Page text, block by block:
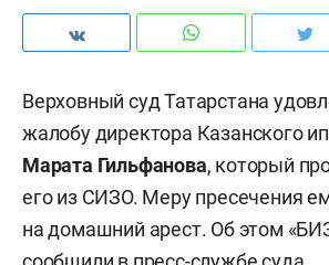
Верховный суд Татарстана
жалобу директора Казанского
Марата Гильфанова, который
его из СИЗО. Меру пресечения
на домашний арест. Об этом